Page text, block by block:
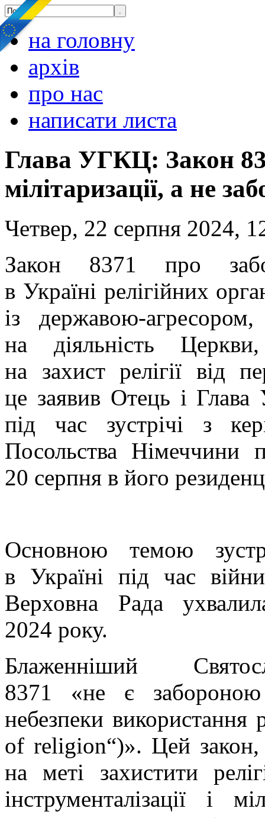
на головну
архів
про нас
написати листа
Глава УГКЦ: Закон
мілітаризації, а не
Четвер, 22 серпня 2024,
Закон 8371 про
в Україні релігійних
із державою-
на діяльність
на захист релігії від
це заявив Отець і
під час зустрічі з
Посольства Німеччини
20 серпня в його
Основною темою
в Україні під час
Верховна Рада
2024 року.
Блаженніший
8371 «не є
небезпеки використання
of religion“)». Цей
на меті захистити
інструменталізації і